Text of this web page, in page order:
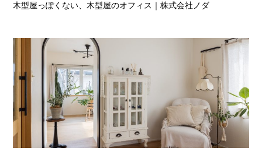
木型屋っぽくない、木型屋のオフィス｜株式会社ノダ